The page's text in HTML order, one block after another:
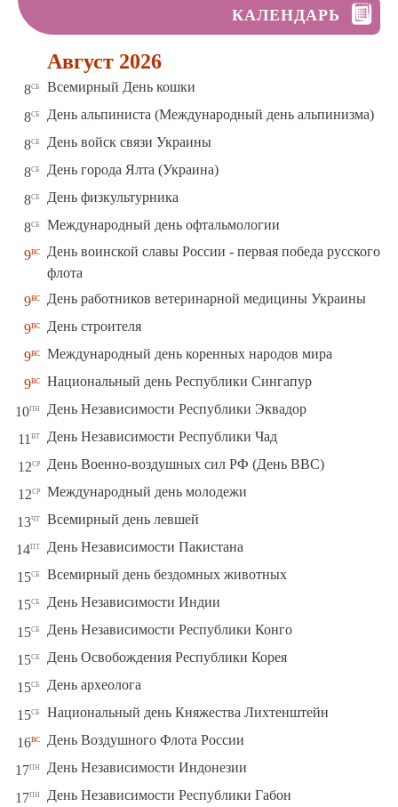
КАЛЕНДАРЬ
Август 2026
8сб Всемирный День кошки
8сб День альпиниста (Международный день альпинизма)
8сб День войск связи Украины
8сб День города Ялта (Украина)
8сб День физкультурника
8сб Международный день офтальмологии
9вс
День воинской славы России - первая победа русского
флота
9вс День работников ветеринарной медицины Украины
9вс День строителя
9вс Международный день коренных народов мира
9вс Национальный день Республики Сингапур
10пн День Независимости Республики Эквадор
11 вт День Независимости Республики Чад
12ср День Военно-воздушных сил РФ (День ВВС)
12ср Международный день молодежи
13чт Всемирный день левшей
14пт День Независимости Пакистана
15сб Всемирный день бездомных животных
15сб День Независимости Индии
15сб День Независимости Республики Конго
15сб День Освобождения Республики Корея
15сб День археолога
15сб Национальный день Княжества Лихтенштейн
16вс День Воздушного Флота России
17пн День Независимости Индонезии
17пн День Независимости Республики Габон